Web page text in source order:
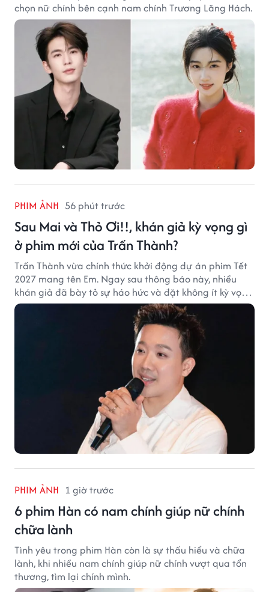
chọn nữ chính bên cạnh nam chính Trương Lăng Hách.
PHIM ẢNH 56 phút trước
Sau Mai và Thỏ Ơi!!, khán giả kỳ vọng gì
ở phim mới của Trấn Thành?
Trấn Thành vừa chính thức khởi động dự án phim Tết
2027 mang tên Em. Ngay sau thông báo này, nhiều
khán giả đã bày tỏ sự háo hức và đặt không ít kỳ vọng
vào bộ phim mới của Trấn Thành.
PHIM ẢNH 1 giờ trước
6 phim Hàn có nam chính giúp nữ chính
chữa lành
Tình yêu trong phim Hàn còn là sự thấu hiểu và chữa
lành, khi nhiều nam chính giúp nữ chính vượt qua tổn
thương, tìm lại chính mình.